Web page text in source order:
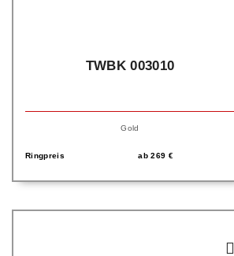
TWBK 003010
Gold
Ringpreis ab269 €